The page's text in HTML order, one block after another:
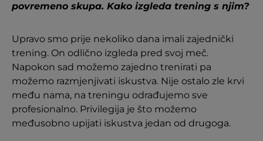
povremeno skupa. Kako izgleda trening s njim?
Upravo smo prije nekoliko dana imali zajednički
trening. On odlično izgleda pred svoj meč.
Napokon sad možemo zajedno trenirati pa
možemo razmjenjivati iskustva. Nije ostalo zle krvi
među nama, na treningu odrađujemo sve
profesionalno. Privilegija je što možemo
međusobno upijati iskustva jedan od drugoga.